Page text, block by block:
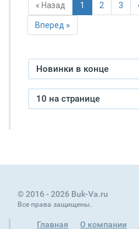
« Назад 1 2 3
Вперед »
Новинки в конце
10 на странице
© 2016 - 2026 Buk-Va.ru
Все права защищены.
Главная О компании